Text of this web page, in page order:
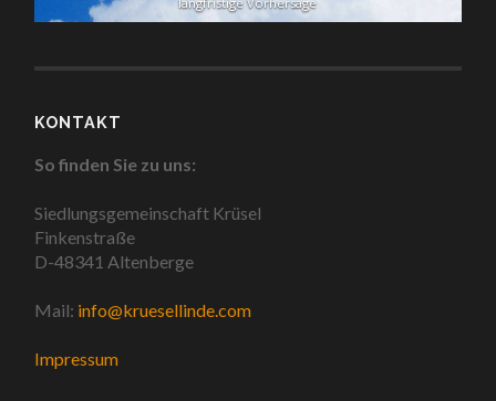
KONTAKT
So finden Sie zu uns:
Siedlungsgemeinschaft Krüsel
Finkenstraße
D-48341 Altenberge
Mail: info@kruesellinde.com
Impressum